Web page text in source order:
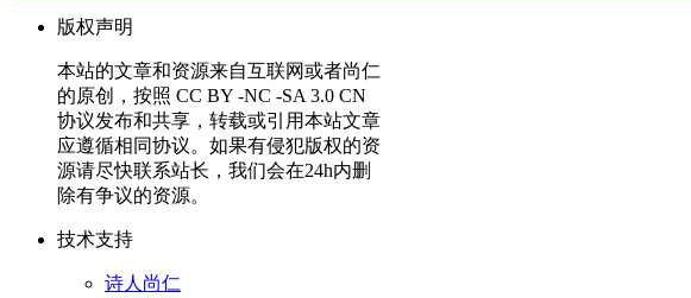
版权声明
本站的文章和资源来自互联网或者尚仁
的原创，按照 CC BY -NC -SA 3.0 CN
协议发布和共享，转载或引用本站文章
应遵循相同协议。如果有侵犯版权的资
源请尽快联系站长，我们会在24h内删
除有争议的资源。
技术支持
诗人尚仁